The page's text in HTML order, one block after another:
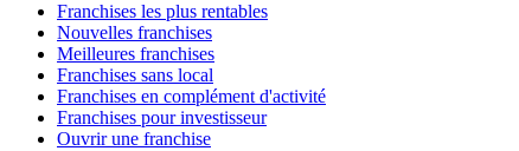
Franchises les plus rentables
Nouvelles franchises
Meilleures franchises
Franchises sans local
Franchises en complément d'activité
Franchises pour investisseur
Ouvrir une franchise